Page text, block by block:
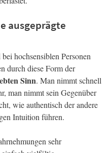
ausgeprägte
bei hochsensiblen Personen
durch diese Form der
Sinn. Man nimmt schnell
man nimmt sein Gegenüber
wie authentisch der andere
Intuition führen.
sehr